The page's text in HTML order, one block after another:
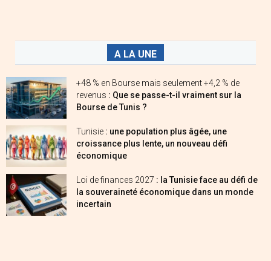
A LA UNE
+48 % en Bourse mais seulement +4,2 % de
revenus : Que se passe-t-il vraiment sur la
Bourse de Tunis ?
Tunisie : une population plus âgée, une
croissance plus lente, un nouveau défi
économique
Loi de finances 2027 : la Tunisie face au défi de
la souveraineté économique dans un monde
incertain